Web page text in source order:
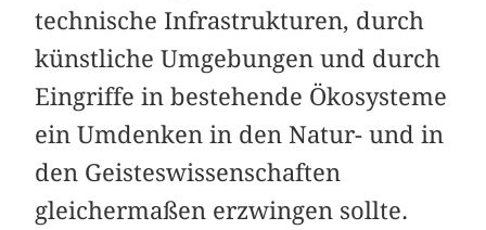
technische Infrastrukturen, durch
künstliche Umgebungen und durch
Eingriffe in bestehende Ökosysteme
ein Umdenken in den Natur- und in
den Geisteswissenschaften
gleichermaßen erzwingen sollte.